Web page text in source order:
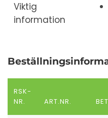
Viktig
information
RSK-
NR.
ART.NR.